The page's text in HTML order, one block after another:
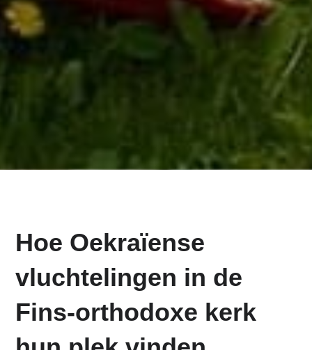
Hoe Oekraïense
vluchtelingen in de
Fins-orthodoxe kerk